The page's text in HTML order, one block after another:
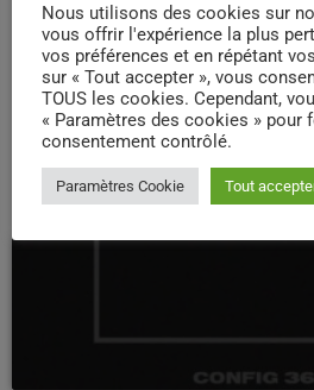
BAM BRASSERIE ARTISANALE ET
SIGNAL CARRE :
EN SAVOIR PLUS
Nous utilisons des cookies sur
vous offrir l'expérience la plus
vos préférences et en répétant
sur « Tout accepter », vous
TOUS les cookies. Cependant,
« Paramètres des cookies » pour
consentement contrôlé.
Paramètres Cookie Tout